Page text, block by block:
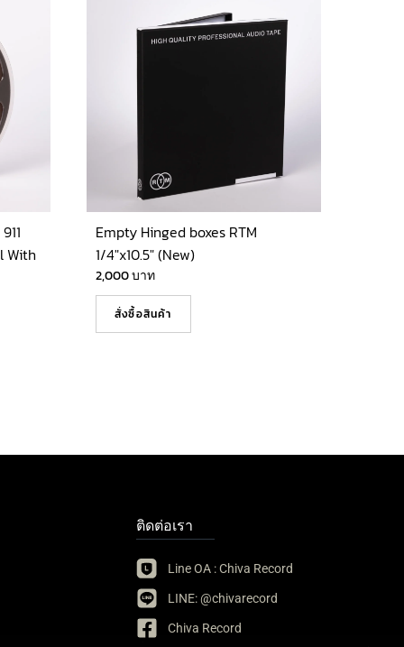
With
Empty Hinged boxes RTM
1/4″x10.5″ (New)
2,000บาท
สั่งซื้อสินค้า
ติดต่อเรา
Line OA : Chiva Record
LINE: @chivarecord
Chiva Record